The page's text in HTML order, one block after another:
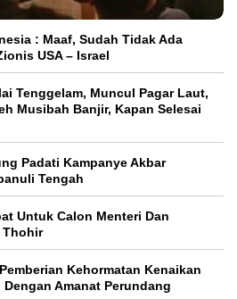
: Maaf, Sudah Tidak Ada
USA – Israel
Tenggelam, Muncul Pagar Laut,
Musibah Banjir, Kapan Selesai
Padati Kampanye Akbar
Tengah
Untuk Calon Menteri Dan
Thohir
Kehormatan Kenaikan
Amanat Perundang